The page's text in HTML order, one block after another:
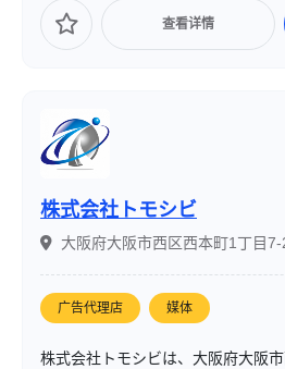
查看详情
株式会社トモシビ
大阪府大阪市西区西本町1丁目
广告代理店 媒体
株式会社トモシビは、大阪府大阪